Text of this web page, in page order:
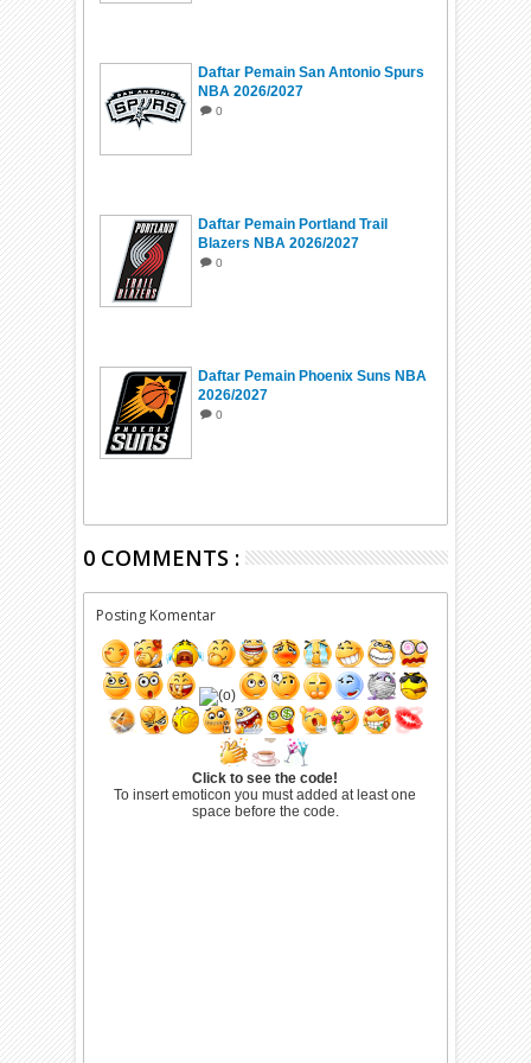
Daftar Pemain San Antonio Spurs
NBA 2026/2027
0
Daftar Pemain Portland Trail
Blazers NBA 2026/2027
0
Daftar Pemain Phoenix Suns NBA
2026/2027
0
0 COMMENTS :
Posting Komentar
Click to see the code!
To insert emoticon you must added at least one
space before the code.